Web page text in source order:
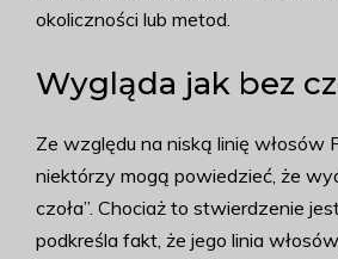
okoliczności lub metod.
Wygląda jak bez
Ze względu na niską linię włosów
niektórzy mogą powiedzieć, że
czoła”. Chociaż to stwierdzenie
podkreśla fakt, że jego linia